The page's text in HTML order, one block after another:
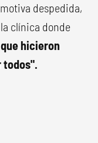
despedida,
clínica donde
hicieron
todos".